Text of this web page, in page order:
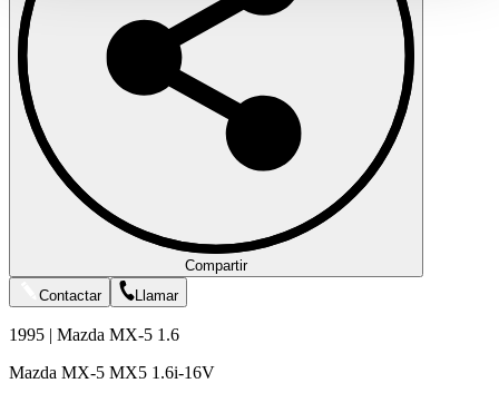
gesammelt haben.
Datenschutzerklärung
Compartir
Contactar
Llamar
1995 | Mazda MX-5 1.6
Mazda MX-5 MX5 1.6i-16V